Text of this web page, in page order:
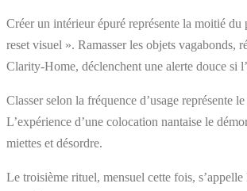
Créer un intérieur épuré représente la moitié
reset visuel ». Ramasser les objets vagabonds,
Clarity-Home, déclenchent une alerte douce si
Classer selon la fréquence d’usage représente
L’expérience d’une colocation nantaise le
miettes et désordre.
Le troisième rituel, mensuel cette fois,